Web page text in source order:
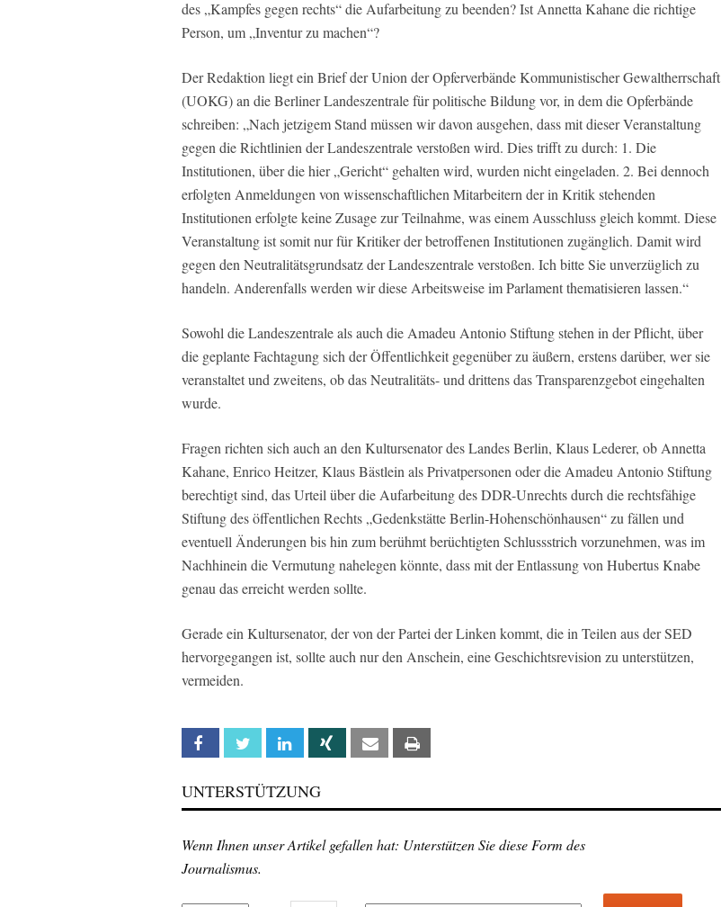
des „Kampfes gegen rechts“ die Aufarbeitung zu beenden? Ist Annetta Kahane die richtige
Person, um „Inventur zu machen“?
Der Redaktion liegt ein Brief der Union der Opferverbände Kommunistischer Gewaltherrschaft
(UOKG) an die Berliner Landeszentrale für politische Bildung vor, in dem die Opferbände
schreiben: „Nach jetzigem Stand müssen wir davon ausgehen, dass mit dieser Veranstaltung
gegen die Richtlinien der Landeszentrale verstoßen wird. Dies trifft zu durch: 1. Die
Institutionen, über die hier „Gericht“ gehalten wird, wurden nicht eingeladen. 2. Bei dennoch
erfolgten Anmeldungen von wissenschaftlichen Mitarbeitern der in Kritik stehenden
Institutionen erfolgte keine Zusage zur Teilnahme, was einem Ausschluss gleich kommt. Diese
Veranstaltung ist somit nur für Kritiker der betroffenen Institutionen zugänglich. Damit wird
gegen den Neutralitätsgrundsatz der Landeszentrale verstoßen. Ich bitte Sie unverzüglich zu
handeln. Anderenfalls werden wir diese Arbeitsweise im Parlament thematisieren lassen.“
Sowohl die Landeszentrale als auch die Amadeu Antonio Stiftung stehen in der Pflicht, über
die geplante Fachtagung sich der Öffentlichkeit gegenüber zu äußern, erstens darüber, wer sie
veranstaltet und zweitens, ob das Neutralitäts- und drittens das Transparenzgebot eingehalten
wurde.
Fragen richten sich auch an den Kultursenator des Landes Berlin, Klaus Lederer, ob Annetta
Kahane, Enrico Heitzer, Klaus Bästlein als Privatpersonen oder die Amadeu Antonio Stiftung
berechtigt sind, das Urteil über die Aufarbeitung des DDR-Unrechts durch die rechtsfähige
Stiftung des öffentlichen Rechts „Gedenkstätte Berlin-Hohenschönhausen“ zu fällen und
eventuell Änderungen bis hin zum berühmt berüchtigten Schlussstrich vorzunehmen, was im
Nachhinein die Vermutung nahelegen könnte, dass mit der Entlassung von Hubertus Knabe
genau das erreicht werden sollte.
Gerade ein Kultursenator, der von der Partei der Linken kommt, die in Teilen aus der SED
hervorgegangen ist, sollte auch nur den Anschein, eine Geschichtsrevision zu unterstützen,
vermeiden.
Facebook Twitter Linkedin Xing Email
UNTERSTÜTZUNG
Wenn Ihnen unser Artikel gefallen hat: Unterstützen Sie diese Form des
Journalismus.